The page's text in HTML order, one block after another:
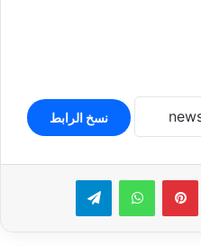
نسخ الرابط
بينتيريستواتساب تيلقرام